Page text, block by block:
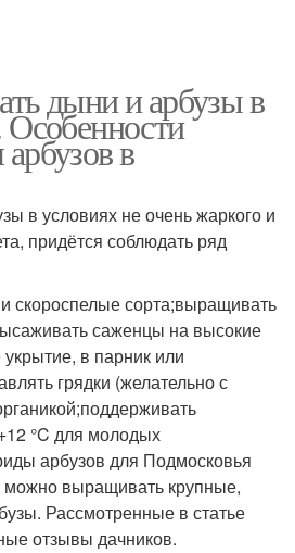
дыни и арбузы в
в
в условиях не очень жаркого и
придётся соблюдать ряд
скороспелые сорта;выращивать
саженцы на высокие
в парник или
грядки (желательно с
°C для молодых
арбузов для Подмосковья
можно выращивать крупные,
Рассмотренные в статье
отзывы дачников.